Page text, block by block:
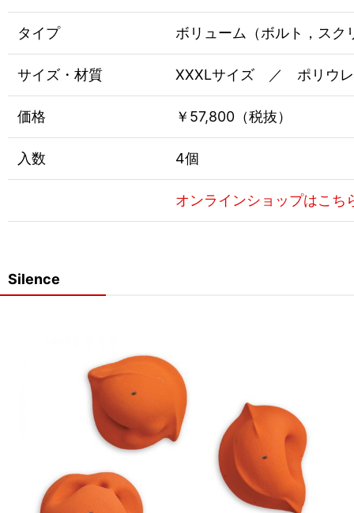
タイプ ボリューム（ボルト，スク
サイズ・材質 XXXLサイズ ／ ポリウ
価格 ￥57,800（税抜）
入数 4個
オンラインショップはこち
Silence